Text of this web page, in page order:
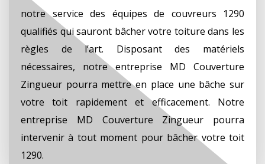
notre service des équipes de couvreurs 1290
qualifiés qui sauront bâcher votre toiture dans les
règles de l’art. Disposant des matériels
nécessaires, notre entreprise MD Couverture
Zingueur pourra mettre en place une bâche sur
votre toit rapidement et efficacement. Notre
entreprise MD Couverture Zingueur pourra
intervenir à tout moment pour bâcher votre toit
1290.